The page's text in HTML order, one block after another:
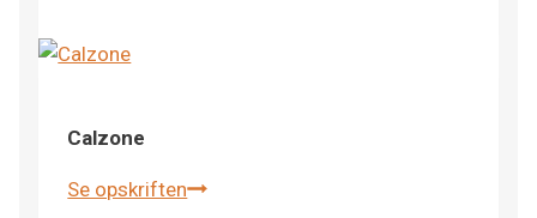
Calzone
Se opskriftenCalzone